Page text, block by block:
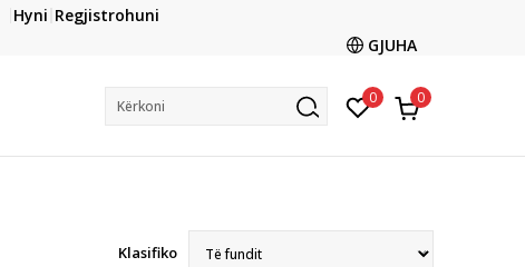
CLICK & COLLECT
Paguani me kartë online dhe bëni tërheqjen në dyqanin që ju
Hyni Regjistrohuni
GJUHA
Kërkoni 0 0
Klasifiko